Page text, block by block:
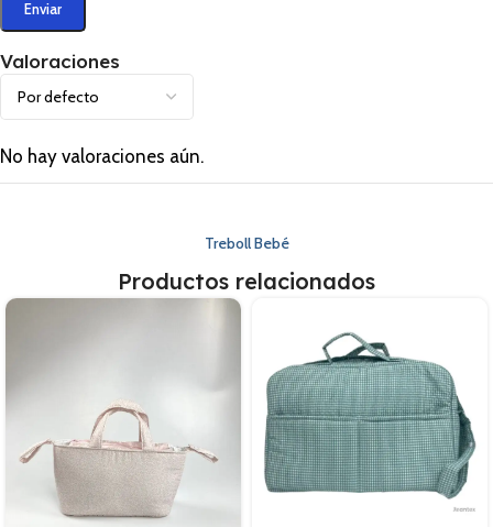
Valoraciones
No hay valoraciones aún.
Treboll Bebé
Productos relacionados